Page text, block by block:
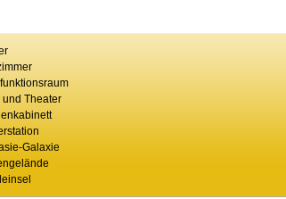
und Theater
Galaxie